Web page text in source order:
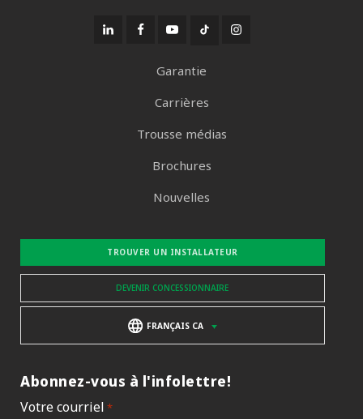
Garantie
Carrières
Trousse médias
Brochures
Nouvelles
TROUVER UN INSTALLATEUR
DEVENIR CONCESSIONNAIRE
FRANÇAIS CA
Abonnez-vous à l'infolettre!
Votre courriel *